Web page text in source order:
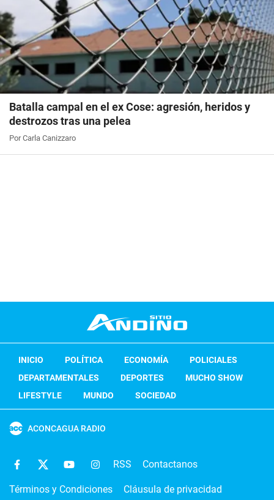
Batalla campal en el ex Cose: agresión, heridos y
destrozos tras una pelea
Por Carla Canizzaro
INICIO POLÍTICA ECONOMÍA
POLICIALES
DEPARTAMENTALES
DEPORTES
MUCHO SHOW
LIFESTYLE
MUNDO SOCIEDAD
ACONCAGUA RADIO
RSS Contactanos
Términos y Condiciones Cláusula de privacidad